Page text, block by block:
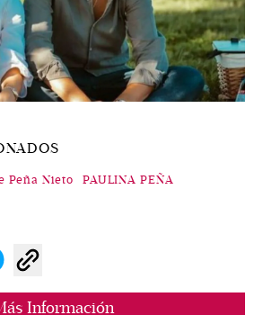
Información
Peña Nieto PAULINA PEÑA